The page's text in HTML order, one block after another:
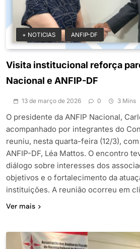
+ NOTICIAS ANFIP-DF
Visita institucional reforça
Nacional e ANFIP-DF
13 de março de 2026 0 3 Mins
O presidente da ANFIP Nacional,
acompanhado por integrantes do
reuniu, nesta quarta-feira (12/3),
ANFIP-DF, Léa Mattos. O encontro
diálogo sobre interesses dos
objetivos e o fortalecimento da
instituições. A reunião ocorreu em
Ver mais